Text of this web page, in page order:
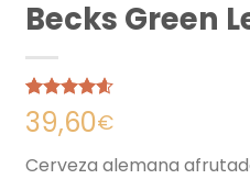
Becks Green
Valorado
con4.60
base a
5
39,60€
Cerveza alemana